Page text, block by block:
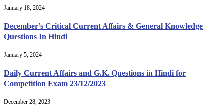
January 18, 2024
December’s Critical Current Affairs & General Knowledge
Questions In Hindi
January 5, 2024
Daily Current Affairs and G.K. Questions in Hindi for
Competition Exam 23/12/2023
December 28, 2023